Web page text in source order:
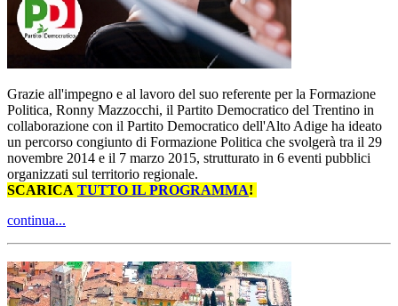
Grazie all'impegno e al lavoro del suo referente per la Formazione
Politica, Ronny Mazzocchi, il Partito Democratico del Trentino in
collaborazione con il Partito Democratico dell'Alto Adige ha ideato
un percorso congiunto di Formazione Politica che svolgerà tra il 29
novembre 2014 e il 7 marzo 2015, strutturato in 6 eventi pubblici
organizzati sul territorio regionale.
SCARICA TUTTO IL PROGRAMMA!
continua...